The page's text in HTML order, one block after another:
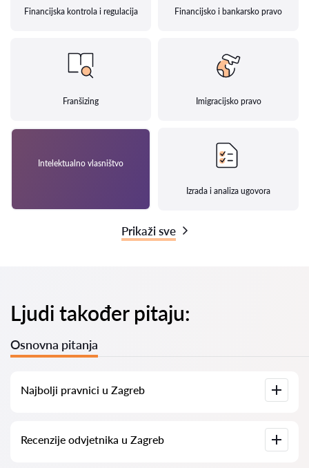
Financijska kontrola i regulacija Financijsko i bankarsko pravo
Franšizing Imigracijsko pravo
Intelektualno vlasništvo
Izrada i analiza ugovora
Prikaži sve
Ljudi također pitaju:
Osnovna pitanja
Najbolji pravnici u Zagreb
informacijama. Cijene, recenzije, telefonski brojevi i adrese.
Recenzije odvjetnika u Zagreb